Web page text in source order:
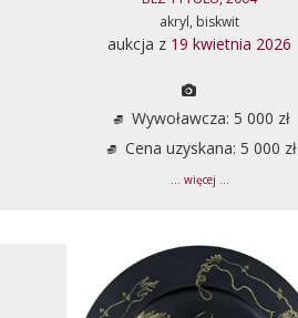
akryl, biskwit
aukcja z 19 kwietnia 2026
Wywoławcza: 5 000 zł
Cena uzyskana: 5 000 zł
... więcej ...